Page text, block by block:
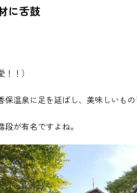
に舌鼓
！）
温泉に足を延ばし、美味しいも
が有名ですよね。